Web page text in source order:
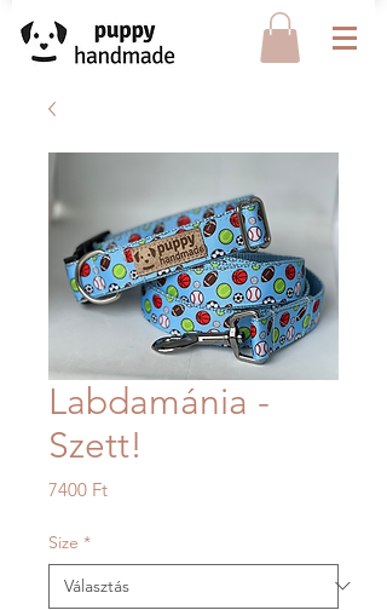
Labdamánia -
Szett!
7400 FtÁr
Size *